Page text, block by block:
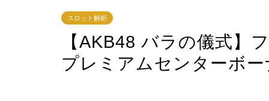
スロット解析
【AKB48 バラの儀式】
プレミアムセンターボ